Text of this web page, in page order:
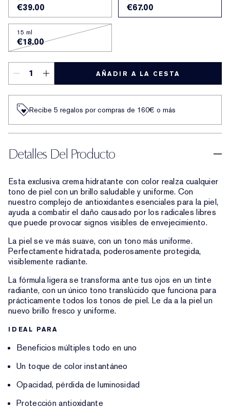
€39.00 €67.00
15 ml
€18.00
AÑADIR A LA CESTA
Recibe 5 regalos por compras de 160€ o más
Detalles Del Producto
Esta exclusiva crema hidratante con color realza cualquier
tono de piel con un brillo saludable y uniforme. Con
nuestro complejo de antioxidantes esenciales para la piel,
ayuda a combatir el daño causado por los radicales libres
que puede provocar signos visibles de envejecimiento.
La piel se ve más suave, con un tono más uniforme.
Perfectamente hidratada, poderosamente protegida,
visiblemente radiante.
La fórmula ligera se transforma ante tus ojos en un tinte
radiante, con un único tono translúcido que funciona para
prácticamente todos los tonos de piel. Le da a la piel un
nuevo brillo fresco y uniforme.
IDEAL PARA
Beneficios múltiples todo en uno
Un toque de color instantáneo
Opacidad, pérdida de luminosidad
Protección antioxidante